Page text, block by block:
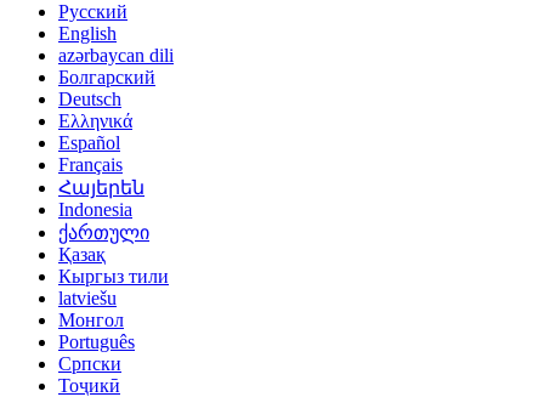
Русский
English
azərbaycan dili
Болгарский
Deutsch
Ελληνικά
Español
Français
Հայերեն
Indonesia
ქართული
Қазақ
Кыргыз тили
latviešu
Монгол
Português
Српски
Тоҷикӣ